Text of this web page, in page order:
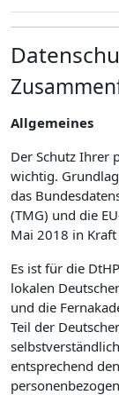
Allgemeines
Der Schutz Ihrer
wichtig.
das
(TMG) und die
Mai 2018 in
Es ist für die
lokalen
und die
Teil der
entsprechend